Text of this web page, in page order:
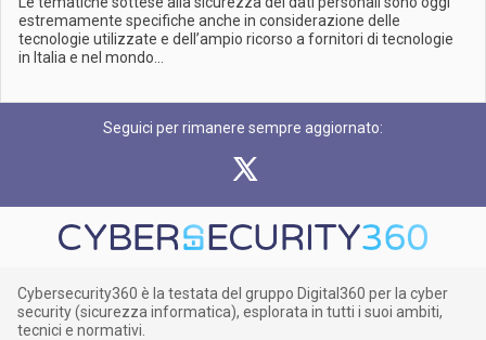
estremamente specifiche anche in considerazione delle
tecnologie utilizzate e dell’ampio ricorso a fornitori di tecnologie
in Italia e nel mondo...
Seguici per rimanere sempre aggiornato:
Cybersecurity360 è la testata del gruppo Digital360 per la cyber
security (sicurezza informatica), esplorata in tutti i suoi ambiti,
tecnici e normativi.